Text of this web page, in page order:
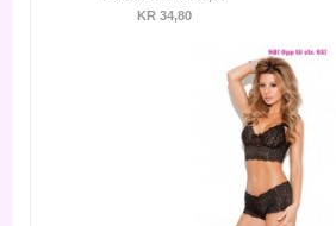
KR 34,80